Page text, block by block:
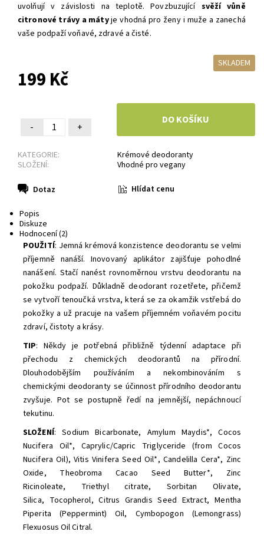
uvolňují v závislosti na teplotě. Povzbuzující svěží vůně
citronové trávy a mátyje vhodná pro ženy i muže a zanechá
vaše podpaží voňavé, zdravé a čisté.
SKLADEM
199 Kč
- +
KATEGORIE:
Krémové deodoranty
SLOŽENÍ:
Vhodné pro vegany
Dotaz Hlídat cenu
Popis
Diskuze
Hodnocení (2)
POUŽITÍ: Jemná krémová konzistence deodorantu se velmi
příjemně nanáší. Inovovaný aplikátor zajišťuje pohodlné
nanášení. Stačí nanést rovnoměrnou vrstvu deodorantu na
pokožku podpaží. Důkladně deodorant rozetřete, přičemž
se vytvoří tenoučká vrstva, která se za okamžik vstřebá do
pokožky a už pracuje na vašem příjemném voňavém pocitu
zdraví, čistoty a krásy.
TIP: Někdy je potřebná přibližně týdenní adaptace při
přechodu z chemických deodorantů na přírodní.
Dlouhodobějším používáním a nekombinováním s
chemickými deodoranty se účinnost přírodního deodorantu
zvyšuje. Pot se postupně ředí na jemnější, nepáchnoucí
tekutinu.
SLOŽENÍ: Sodium Bicarbonate, Amylum Maydis*, Cocos
Nucifera Oil*, Caprylic/Capric Triglyceride (from Cocos
Nucifera Oil), Vitis Vinifera Seed Oil*, Candelilla Cera*, Zinc
Oxide, Theobroma Cacao Seed Butter*, Zinc
Ricinoleate, Triethyl citrate, Sorbitan Olivate,
Silica, Tocopherol, Citrus Grandis Seed Extract, Mentha
Piperita (Peppermint) Oil, Cymbopogon (Lemongrass)
Flexuosus Oil Citral.